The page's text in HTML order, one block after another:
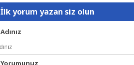
İlk yorum yazan siz olun
Adınız
Yorumunuz